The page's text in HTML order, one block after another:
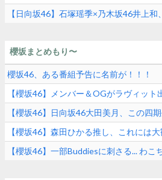
【日向坂46】石塚瑶季×乃木坂46井上和
櫻坂まとめもり〜
櫻坂46、ある番組予告に名前が！！！
【櫻坂46】メンバー＆OGがラヴィット
【櫻坂46】日向坂46大田美月、この四
【櫻坂46】森田ひかる推し、これには
【櫻坂46】一部Buddiesに刺さる... わこ